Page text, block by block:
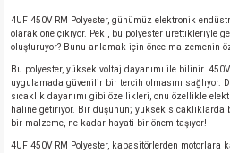
4UF 450V RM Polyester, günümüz elektronik
olarak öne çıkıyor. Peki, bu polyester ürettikleriyle
oluşturuyor? Bunu anlamak için önce malzemenin
Bu polyester, yüksek voltaj dayanımı ile bilinir.
uygulamada güvenilir bir tercih olmasını sağlıyor.
sıcaklık dayanımı gibi özellikleri, onu özellikle
haline getiriyor. Bir düşünün; yüksek sıcaklıklarda
bir malzeme, ne kadar hayati bir önem taşıyor!
4UF 450V RM Polyester, kapasitörlerden motorlara